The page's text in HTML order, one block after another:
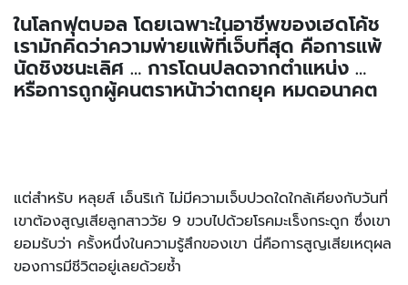
ในโลกฟุตบอล โดยเฉพาะในอาชีพของเฮดโค้ช
เรามักคิดว่าความพ่ายแพ้ที่เจ็บที่สุด คือการแพ้
นัดชิงชนะเลิศ … การโดนปลดจากตำแหน่ง …
หรือการถูกผู้คนตราหน้าว่าตกยุค หมดอนาคต
แต่สำหรับ หลุยส์ เอ็นริเก้ ไม่มีความเจ็บปวดใดใกล้เคียงกับวันที่
เขาต้องสูญเสียลูกสาววัย 9 ขวบไปด้วยโรคมะเร็งกระดูก ซึ่งเขา
ยอมรับว่า ครั้งหนึ่งในความรู้สึกของเขา นี่คือการสูญเสียเหตุผล
ของการมีชีวิตอยู่เลยด้วยซ้ำ